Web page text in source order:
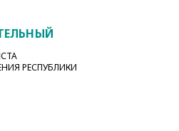
РЕСПУБЛИКИ